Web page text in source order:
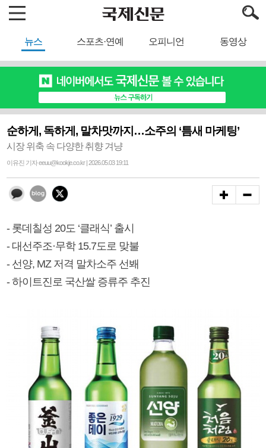
뉴스 스포츠·연예 오피니언 동영상
순하게, 독하게, 말차맛까지…소주의 ‘틈새 마케팅’
시장 위축 속 다양한 취향 겨냥
이유진 기자 eeuu@kookje.co.kr | 2026.05.03 19:11
- 롯데칠성 20도 ‘클래식’ 출시
- 대선주조·무학 15.7도로 맞불
- 선양, MZ 저격 말차소주 선봬
- 하이트진로 국산쌀 증류주 추진